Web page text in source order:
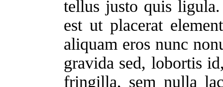
tellus justo quis
est ut placerat
aliquam eros nunc
gravida sed, lobortis
fringilla, sem nulla